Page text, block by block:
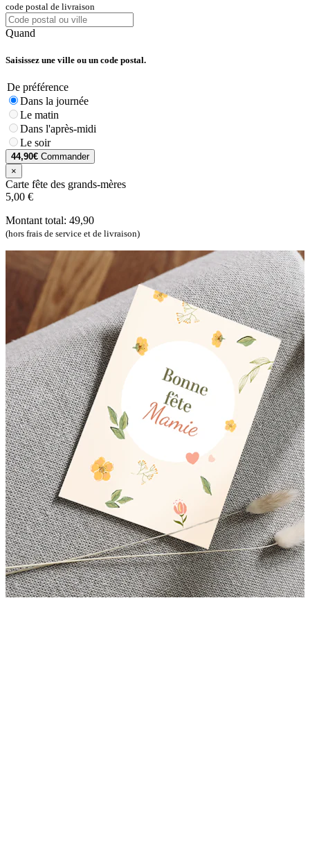
code postal de livraison
Quand
Saisissez une ville ou un code postal.
De préférence
Dans la journée
Le matin
Dans l'après-midi
Le soir
44,90€ Commander
×
Carte fête des grands-mères
5,00 €
Montant total: 49,90
(hors frais de service et de livraison)